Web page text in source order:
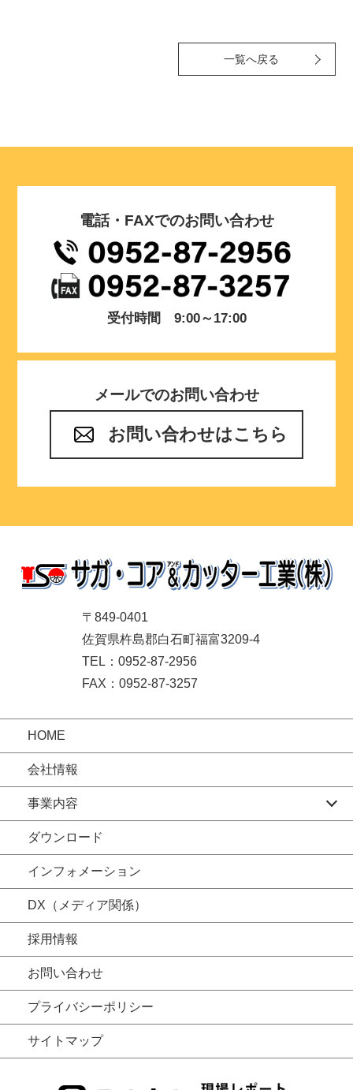
一覧へ戻る
電話・FAXでのお問い合わせ
受付時間 9:00～17:00
メールでのお問い合わせ
お問い合わせはこちら
〒849-0401
佐賀県杵島郡白石町福富3209-4
TEL：0952-87-2956
FAX：0952-87-3257
HOME
会社情報
事業内容
ダウンロード
インフォメーション
DX（メディア関係）
採用情報
お問い合わせ
プライバシーポリシー
サイトマップ